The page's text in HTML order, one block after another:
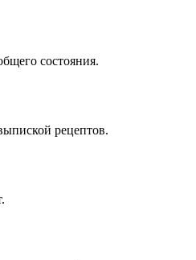
состояния.
рецептов.